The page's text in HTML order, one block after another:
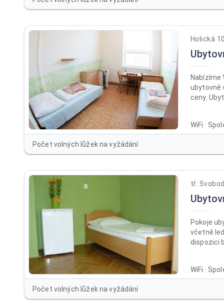
Holická
Nabízíme
ubytovně
ceny.
penzion
kasáren
Olomouc.
WiFi ·
Počet volných lůžek na vyžádání
tř.
Pokoje
včetně
dispozici
připravit
jídlo po
WiFi ·
Počet volných lůžek na vyžádání